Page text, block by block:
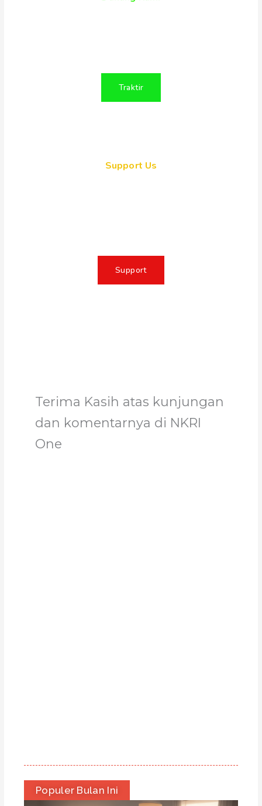
Traktir
Support Us
Support
Terima Kasih atas kunjungan
dan komentarnya di NKRI
One
Populer Bulan Ini